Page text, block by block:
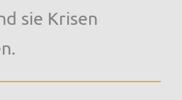
sie Krisen